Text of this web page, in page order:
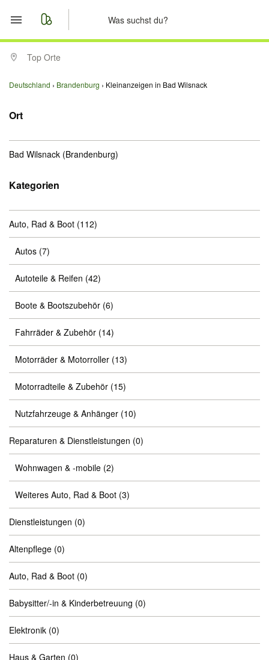
Start
Merkliste
Anzeige aufgeben
Top Orte
Deutschland Brandenburg Kleinanzeigen in Bad Wilsnack
Ort
Bad Wilsnack (Brandenburg)
Kategorien
Auto, Rad & Boot (112)
Autos (7)
Autoteile & Reifen (42)
Boote & Bootszubehör (6)
Fahrräder & Zubehör (14)
Motorräder & Motorroller (13)
Motorradteile & Zubehör (15)
Nutzfahrzeuge & Anhänger (10)
Reparaturen & Dienstleistungen (0)
Wohnwagen & -mobile (2)
Weiteres Auto, Rad & Boot (3)
Dienstleistungen (0)
Altenpflege (0)
Auto, Rad & Boot (0)
Babysitter/-in & Kinderbetreuung (0)
Elektronik (0)
Haus & Garten (0)